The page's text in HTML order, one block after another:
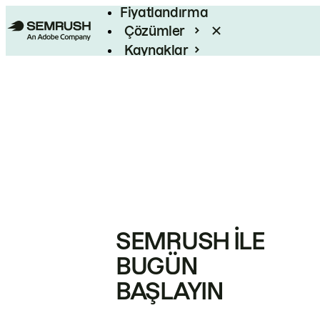
Fiyatlandırma
Çözümler
Kaynaklar
SEMRUSH ILE
BUGÜN
BAŞLAYIN